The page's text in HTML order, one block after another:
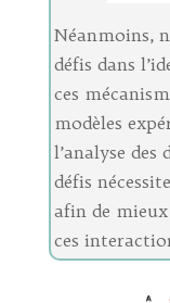
Néanmoins,
défis dans
ces
modèles
l’analyse des
défis
afin de
ces